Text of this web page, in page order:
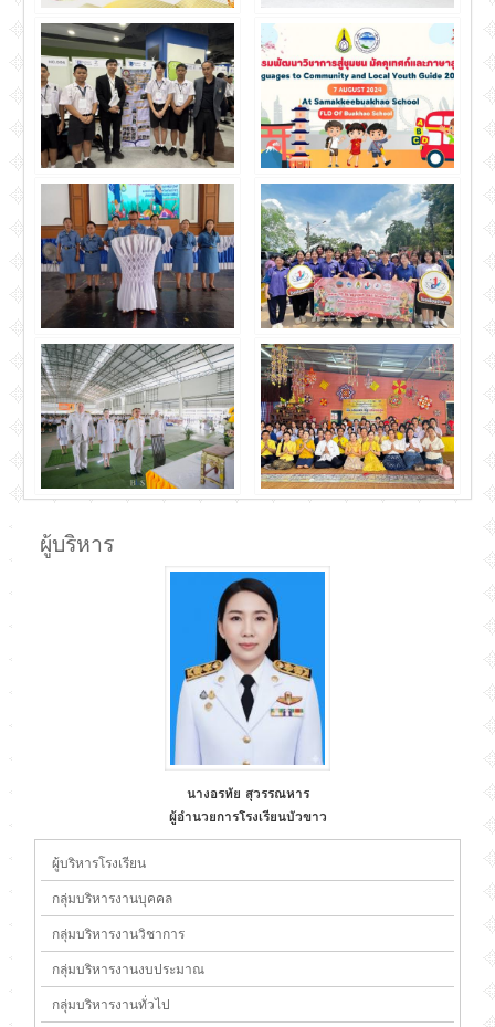
ผู้บริหาร
นางอรทัย สุวรรณหาร
ผู้อำนวยการโรงเรียนบัวขาว
ผู้บริหารโรงเรียน
กลุ่มบริหารงานบุคคล
กลุ่มบริหารงานวิชาการ
กลุ่มบริหารงานงบประมาณ
กลุ่มบริหารงานทั่วไป